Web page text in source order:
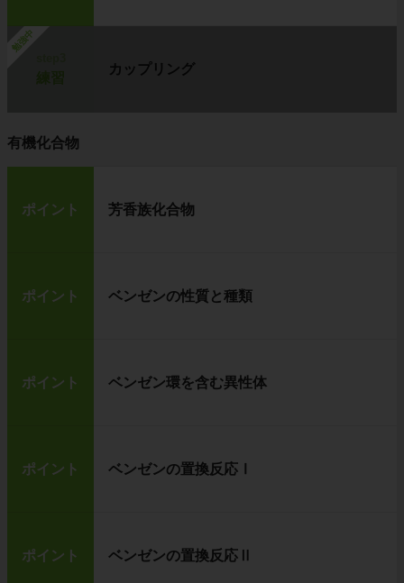
勉強中
カップリング
有機化合物
ポイント 芳香族化合物
ポイント ベンゼンの性質と種類
ポイント ベンゼン環を含む異性体
ポイント ベンゼンの置換反応Ⅰ
ポイント ベンゼンの置換反応Ⅱ